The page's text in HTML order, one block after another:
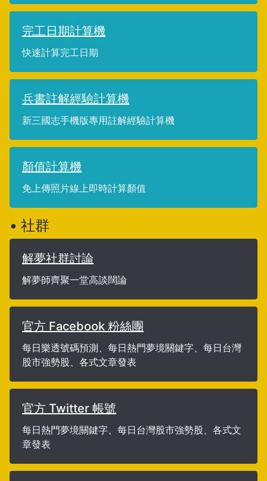
完工日期計算機
快速計算完工日期
兵書註解經驗計算機
新三國志手機版專用註解經驗計算機
顏值計算機
免上傳照片線上即時計算顏值
• 社群
解夢社群討論
解夢師齊聚一堂高談闊論
官方 Facebook 粉絲團
每日樂透號碼預測、每日熱門夢境關鍵字、每日台灣
股市強勢股、各式文章發表
官方 Twitter 帳號
每日熱門夢境關鍵字、每日台灣股市強勢股、各式文
章發表